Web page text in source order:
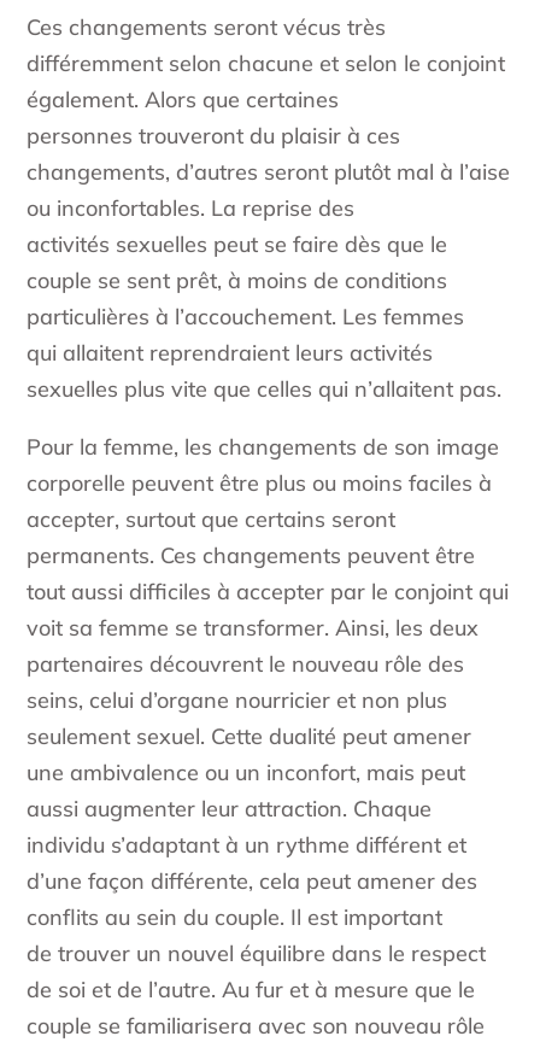
Ces changements seront vécus très
différemment selon chacune et selon le conjoint
également. Alors que certaines
personnes trouveront du plaisir à ces
changements, d’autres seront plutôt mal à l’aise
ou inconfortables. La reprise des
activités sexuelles peut se faire dès que le
couple se sent prêt, à moins de conditions
particulières à l’accouchement. Les femmes
qui allaitent reprendraient leurs activités
sexuelles plus vite que celles qui n’allaitent pas.
Pour la femme, les changements de son image
corporelle peuvent être plus ou moins faciles à
accepter, surtout que certains seront
permanents. Ces changements peuvent être
tout aussi difficiles à accepter par le conjoint qui
voit sa femme se transformer. Ainsi, les deux
partenaires découvrent le nouveau rôle des
seins, celui d’organe nourricier et non plus
seulement sexuel. Cette dualité peut amener
une ambivalence ou un inconfort, mais peut
aussi augmenter leur attraction. Chaque
individu s’adaptant à un rythme différent et
d’une façon différente, cela peut amener des
conflits au sein du couple. Il est important
de trouver un nouvel équilibre dans le respect
de soi et de l’autre. Au fur et à mesure que le
couple se familiarisera avec son nouveau rôle